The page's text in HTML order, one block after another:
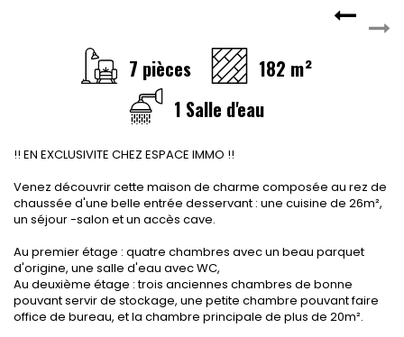
7 pièces
182 m²
1 Salle d'eau
!! EN EXCLUSIVITE CHEZ ESPACE IMMO !!
Venez découvrir cette maison de charme composée au rez de
chaussée d'une belle entrée desservant : une cuisine de 26m²,
un séjour -salon et un accès cave.
Au premier étage : quatre chambres avec un beau parquet
d'origine, une salle d'eau avec WC,
Au deuxième étage : trois anciennes chambres de bonne
pouvant servir de stockage, une petite chambre pouvant faire
office de bureau, et la chambre principale de plus de 20m².